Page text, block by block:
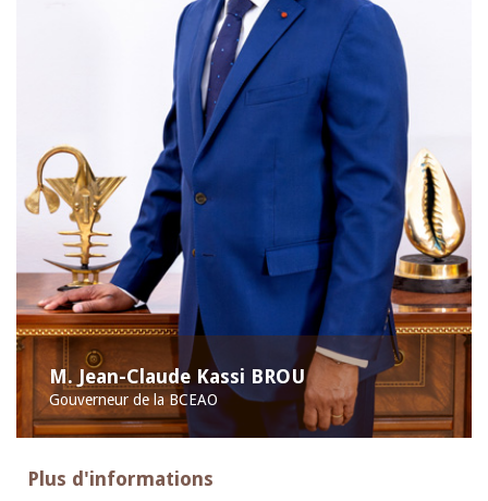
M. Jean-Claude Kassi BROU
Gouverneur de la BCEAO
Plus d'informations